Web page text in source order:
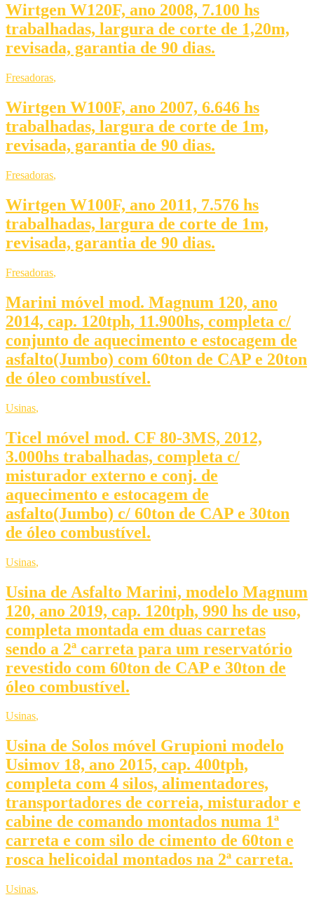
Wirtgen W120F, ano 2008, 7.100 hs
trabalhadas, largura de corte de 1,20m,
revisada, garantia de 90 dias.
Fresadoras,
Wirtgen W100F, ano 2007, 6.646 hs
trabalhadas, largura de corte de 1m,
revisada, garantia de 90 dias.
Fresadoras,
Wirtgen W100F, ano 2011, 7.576 hs
trabalhadas, largura de corte de 1m,
revisada, garantia de 90 dias.
Fresadoras,
Marini móvel mod. Magnum 120, ano
2014, cap. 120tph, 11.900hs, completa c/
conjunto de aquecimento e estocagem de
asfalto(Jumbo) com 60ton de CAP e 20ton
de óleo combustível.
Usinas,
Ticel móvel mod. CF 80-3MS, 2012,
3.000hs trabalhadas, completa c/
misturador externo e conj. de
aquecimento e estocagem de
asfalto(Jumbo) c/ 60ton de CAP e 30ton
de óleo combustível.
Usinas,
Usina de Asfalto Marini, modelo Magnum
120, ano 2019, cap. 120tph, 990 hs de uso,
completa montada em duas carretas
sendo a 2ª carreta para um reservatório
revestido com 60ton de CAP e 30ton de
óleo combustível.
Usinas,
Usina de Solos móvel Grupioni modelo
Usimov 18, ano 2015, cap. 400tph,
completa com 4 silos, alimentadores,
transportadores de correia, misturador e
cabine de comando montados numa 1ª
carreta e com silo de cimento de 60ton e
rosca helicoidal montados na 2ª carreta.
Usinas,